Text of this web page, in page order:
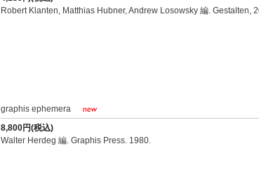
Robert Klanten, Matthias Hubner, Andrew Losowsky 編. Gestalten,
graphis ephemera
8,800円(税込)
Walter Herdeg 編. Graphis Press. 1980.